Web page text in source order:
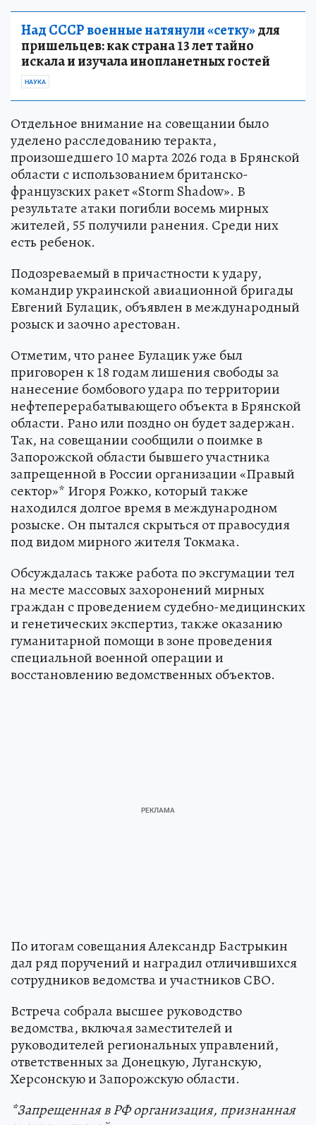
Над СССР военные натянули «сетку»для
пришельцев: как страна 13 лет тайно
искала и изучала инопланетных гостей
НАУКА
Отдельное внимание на совещании было
уделено расследованию теракта,
произошедшего 10 марта 2026 года в Брянской
области с использованием британско-
французских ракет «Storm Shadow». В
результате атаки погибли восемь мирных
жителей, 55 получили ранения. Среди них
есть ребенок.
Подозреваемый в причастности к удару,
командир украинской авиационной бригады
Евгений Булацик, объявлен в международный
розыск и заочно арестован.
Отметим, что ранее Булацик уже был
приговорен к 18 годам лишения свободы за
нанесение бомбового удара по территории
нефтеперерабатывающего объекта в Брянской
области. Рано или поздно он будет задержан.
Так, на совещании сообщили о поимке в
Запорожской области бывшего участника
запрещенной в России организации «Правый
сектор»* Игоря Рожко, который также
находился долгое время в международном
розыске. Он пытался скрыться от правосудия
под видом мирного жителя Токмака.
Обсуждалась также работа по эксгумации тел
на месте массовых захоронений мирных
граждан с проведением судебно-медицинских
и генетических экспертиз, также оказанию
гуманитарной помощи в зоне проведения
специальной военной операции и
восстановлению ведомственных объектов.
По итогам совещания Александр Бастрыкин
дал ряд поручений и наградил отличившихся
сотрудников ведомства и участников СВО.
Встреча собрала высшее руководство
ведомства, включая заместителей и
руководителей региональных управлений,
ответственных за Донецкую, Луганскую,
Херсонскую и Запорожскую области.
*Запрещенная в РФ организация, признанная